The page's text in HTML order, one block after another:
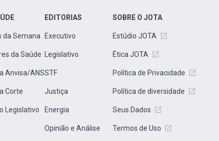
da Semana
da Saúde
Anvisa/ANS
Corte
Legislativo
EDITORIAS
Executivo
Legislativo
STF
Justiça
Energia
Opinião e Análise
SOBRE O JOTA
Estúdio JOTA
Ética JOTA
Política de Privacidade
Política de diversidade
Seus Dados
Termos de Uso